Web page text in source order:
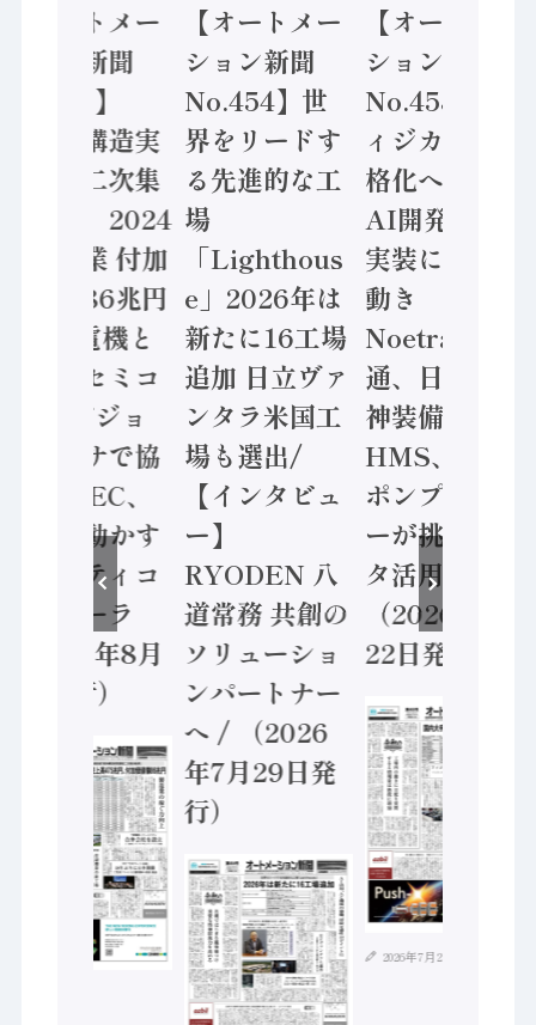
【オートメー
ション新聞
No.455】
「経済構造実
態調査二次集
計結果」2024
年製造業 付加
価値額86兆円
/ 三菱電機と
ソニーセミコ
ン AIビジョ
ンセンサで協
業 / IDEC、
安全に動かす
セーフティコ
ントローラ
（2026年8月
5日発行）
【オートメー
ション新聞
No.454】世
界をリードす
る先進的な工
場
「Lighthous
e」2026年は
新たに16工場
追加 日立ヴァ
ンタラ米国工
場も選出/
【インタビュ
ー】
RYODEN 八
道常務 共創の
ソリューショ
ンパートナー
へ / （2026
年7月29日発
行）
【オートメー
ション新聞
No.453】フ
ィジカルAI本
格化へ 国産
AI開発や社会
実装に活発な
動き
Noetra、富士
通、日立 / 兵
神装備 ×
HMS、老舗
ポンプメーカ
ーが挑むデー
タ活用 など
（2026年7月
22日発行）
2026年7月21日